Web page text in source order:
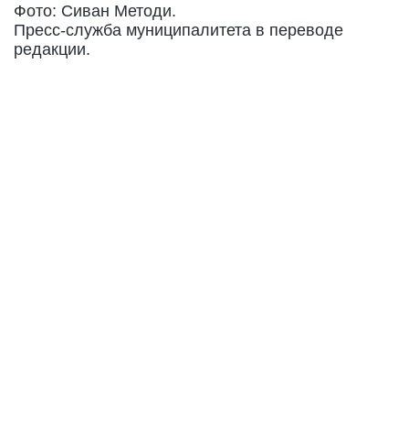
Фото: Сиван Методи.
Пресс-служба муниципалитета в переводе
редакции.